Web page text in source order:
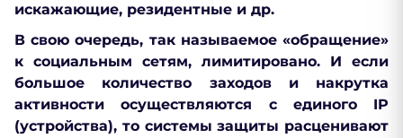
искажающие, резидентные и др.
В свою очередь, так называемое «обращение»
к социальным сетям, лимитировано. И если
большое количество заходов и накрутка
активности осуществляются с единого IP
(устройства), то системы защиты расценивают